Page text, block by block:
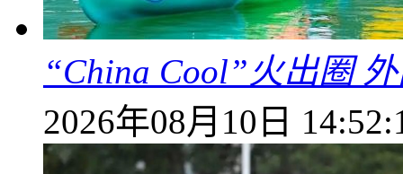
“China Cool”火出圈
2026年08月10日